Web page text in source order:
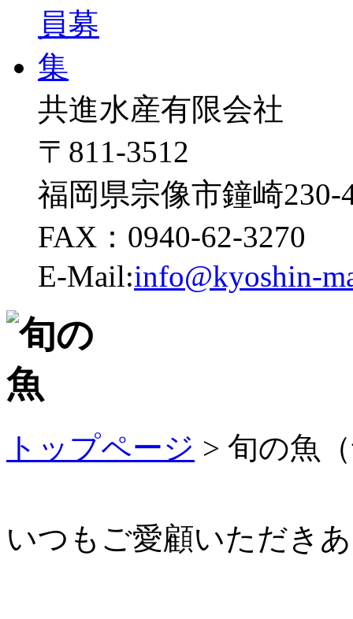
共進水産有限会社
〒811-3512
福岡県宗像市鐘崎230-
FAX：0940-62-3270
E-Mail:info@kyoshin-
トップページ > 旬の魚
いつもご愛顧いただき